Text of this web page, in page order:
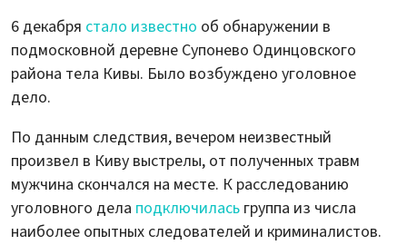
6 декабря стало известно об обнаружении в
подмосковной деревне Супонево Одинцовского
района тела Кивы. Было возбуждено уголовное
дело.
По данным следствия, вечером неизвестный
произвел в Киву выстрелы, от полученных травм
мужчина скончался на месте. К расследованию
уголовного дела подключилась группа из числа
наиболее опытных следователей и криминалистов.